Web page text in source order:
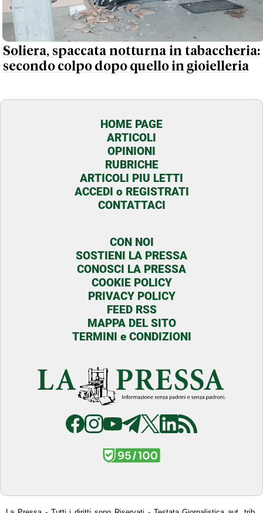
Soliera, spaccata notturna in tabaccheria:
secondo colpo dopo quello in gioielleria
HOME PAGE
ARTICOLI
OPINIONI
RUBRICHE
ARTICOLI PIU LETTI
ACCEDI o REGISTRATI
CONTATTACI
CON NOI
SOSTIENI LA PRESSA
CONOSCI LA PRESSA
COOKIE POLICY
PRIVACY POLICY
FEED RSS
MAPPA DEL SITO
TERMINI e CONDIZIONI